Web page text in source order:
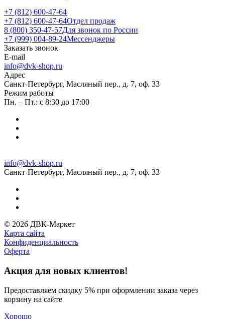
+7 (812) 600-47-64
+7 (812) 600-47-64Отдел продаж
8 (800) 350-47-57Для звонок по России
+7 (999) 004-89-24Мессенджеры
Заказать звонок
E-mail
info@dvk-shop.ru
Адрес
Санкт-Петербург, Масляный пер., д. 7, оф. 33
Режим работы
Пн. – Пт.: с 8:30 до 17:00
info@dvk-shop.ru
Санкт-Петербург, Масляный пер., д. 7, оф. 33
© 2026 ДВК-Маркет
Карта сайта
Конфиденциальность
Оферта
Акция для новых клиентов!
Предоставляем скидку 5% при оформлении заказа через
корзину на сайте
Хорошо